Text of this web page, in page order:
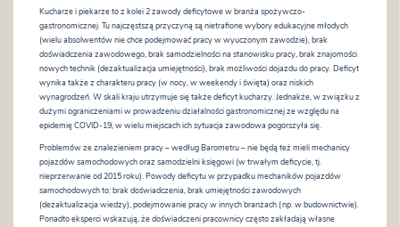
Kucharze i piekarze to z kolei 2 zawody deficytowe w branża spożywczo-
gastronomicznej. Tu najczęstszą przyczyną są nietrafione wybory edukacyjne młodych
(wielu absolwentów nie chce podejmować pracy w wyuczonym zawodzie), brak
doświadczenia zawodowego, brak samodzielności na stanowisku pracy, brak znajomości
nowych technik (dezaktualizacja umiejętności), brak możliwości dojazdu do pracy. Deficyt
wynika także z charakteru pracy (w nocy, w weekendy i święta) oraz niskich
wynagrodzeń. W skali kraju utrzymuje się także deficyt kucharzy. Jednakże, w związku z
dużymi ograniczeniami w prowadzeniu działalności gastronomicznej ze względu na
epidemię COVID-19, w wielu miejscach ich sytuacja zawodowa pogorszyła się.
Problemów ze znalezieniem pracy – według Barometru – nie będą też mieli mechanicy
pojazdów samochodowych oraz samodzielni księgowi (w trwałym deficycie, tj.
nieprzerwanie od 2015 roku). Powody deficytu w przypadku mechaników pojazdów
samochodowych to: brak doświadczenia, brak umiejętności zawodowych
(dezaktualizacja wiedzy), podejmowanie pracy w innych branżach (np. w budownictwie).
Ponadto eksperci wskazują, że doświadczeni pracownicy często zakładają własne